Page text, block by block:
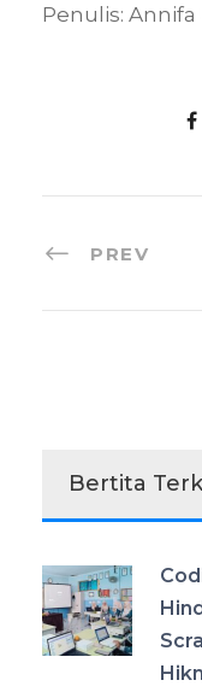
Penulis: Annifa
PREV
Bertita